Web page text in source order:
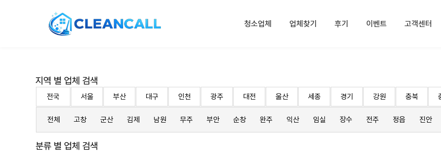
청소업체 업체찾기 후기 이벤트 고객센터
지역 별 업체 검색
전국 서울 부산 대구 인천 광주 대전 울산 세종 경기 강원 충북
전체 고창 군산 김제 남원 무주 부안 순창 완주 익산 임실 장수 전주 정읍 진안
분류 별 업체 검색